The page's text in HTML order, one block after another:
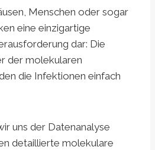
Menschen oder sogar
eine einzigartige
dar: Die
der molekularen
die Infektionen einfach
uns der Datenanalyse
detaillierte molekulare